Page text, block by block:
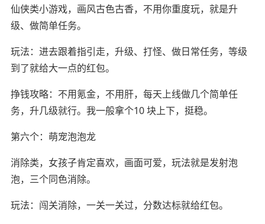
仙侠类小游戏，画风古色古香，不用你重度玩，就是升
级、做简单任务。
玩法：进去跟着指引走，升级、打怪、做日常任务，等级
到了就给大一点的红包。
挣钱攻略：不用氪金，不用肝，每天上线做几个简单任
务，升几级就行。我一般拿个10 块上下，挺稳。
第六个：萌宠泡泡龙
消除类，女孩子肯定喜欢，画面可爱，玩法就是发射泡
泡，三个同色消除。
玩法：闯关消除，一关一关过，分数达标就给红包。